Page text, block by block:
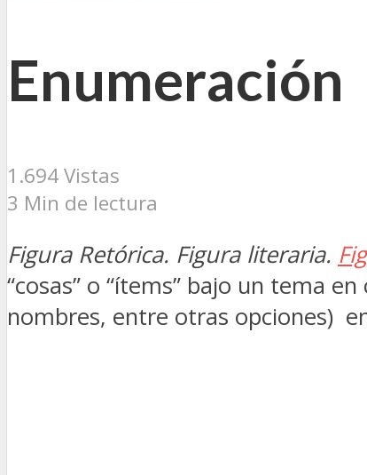
Enumeración
1.694 Vistas
3 Min de lectura
Figura Retórica. Figura literaria.
“cosas” o “ítems” bajo un tema
nombres, entre otras opciones)